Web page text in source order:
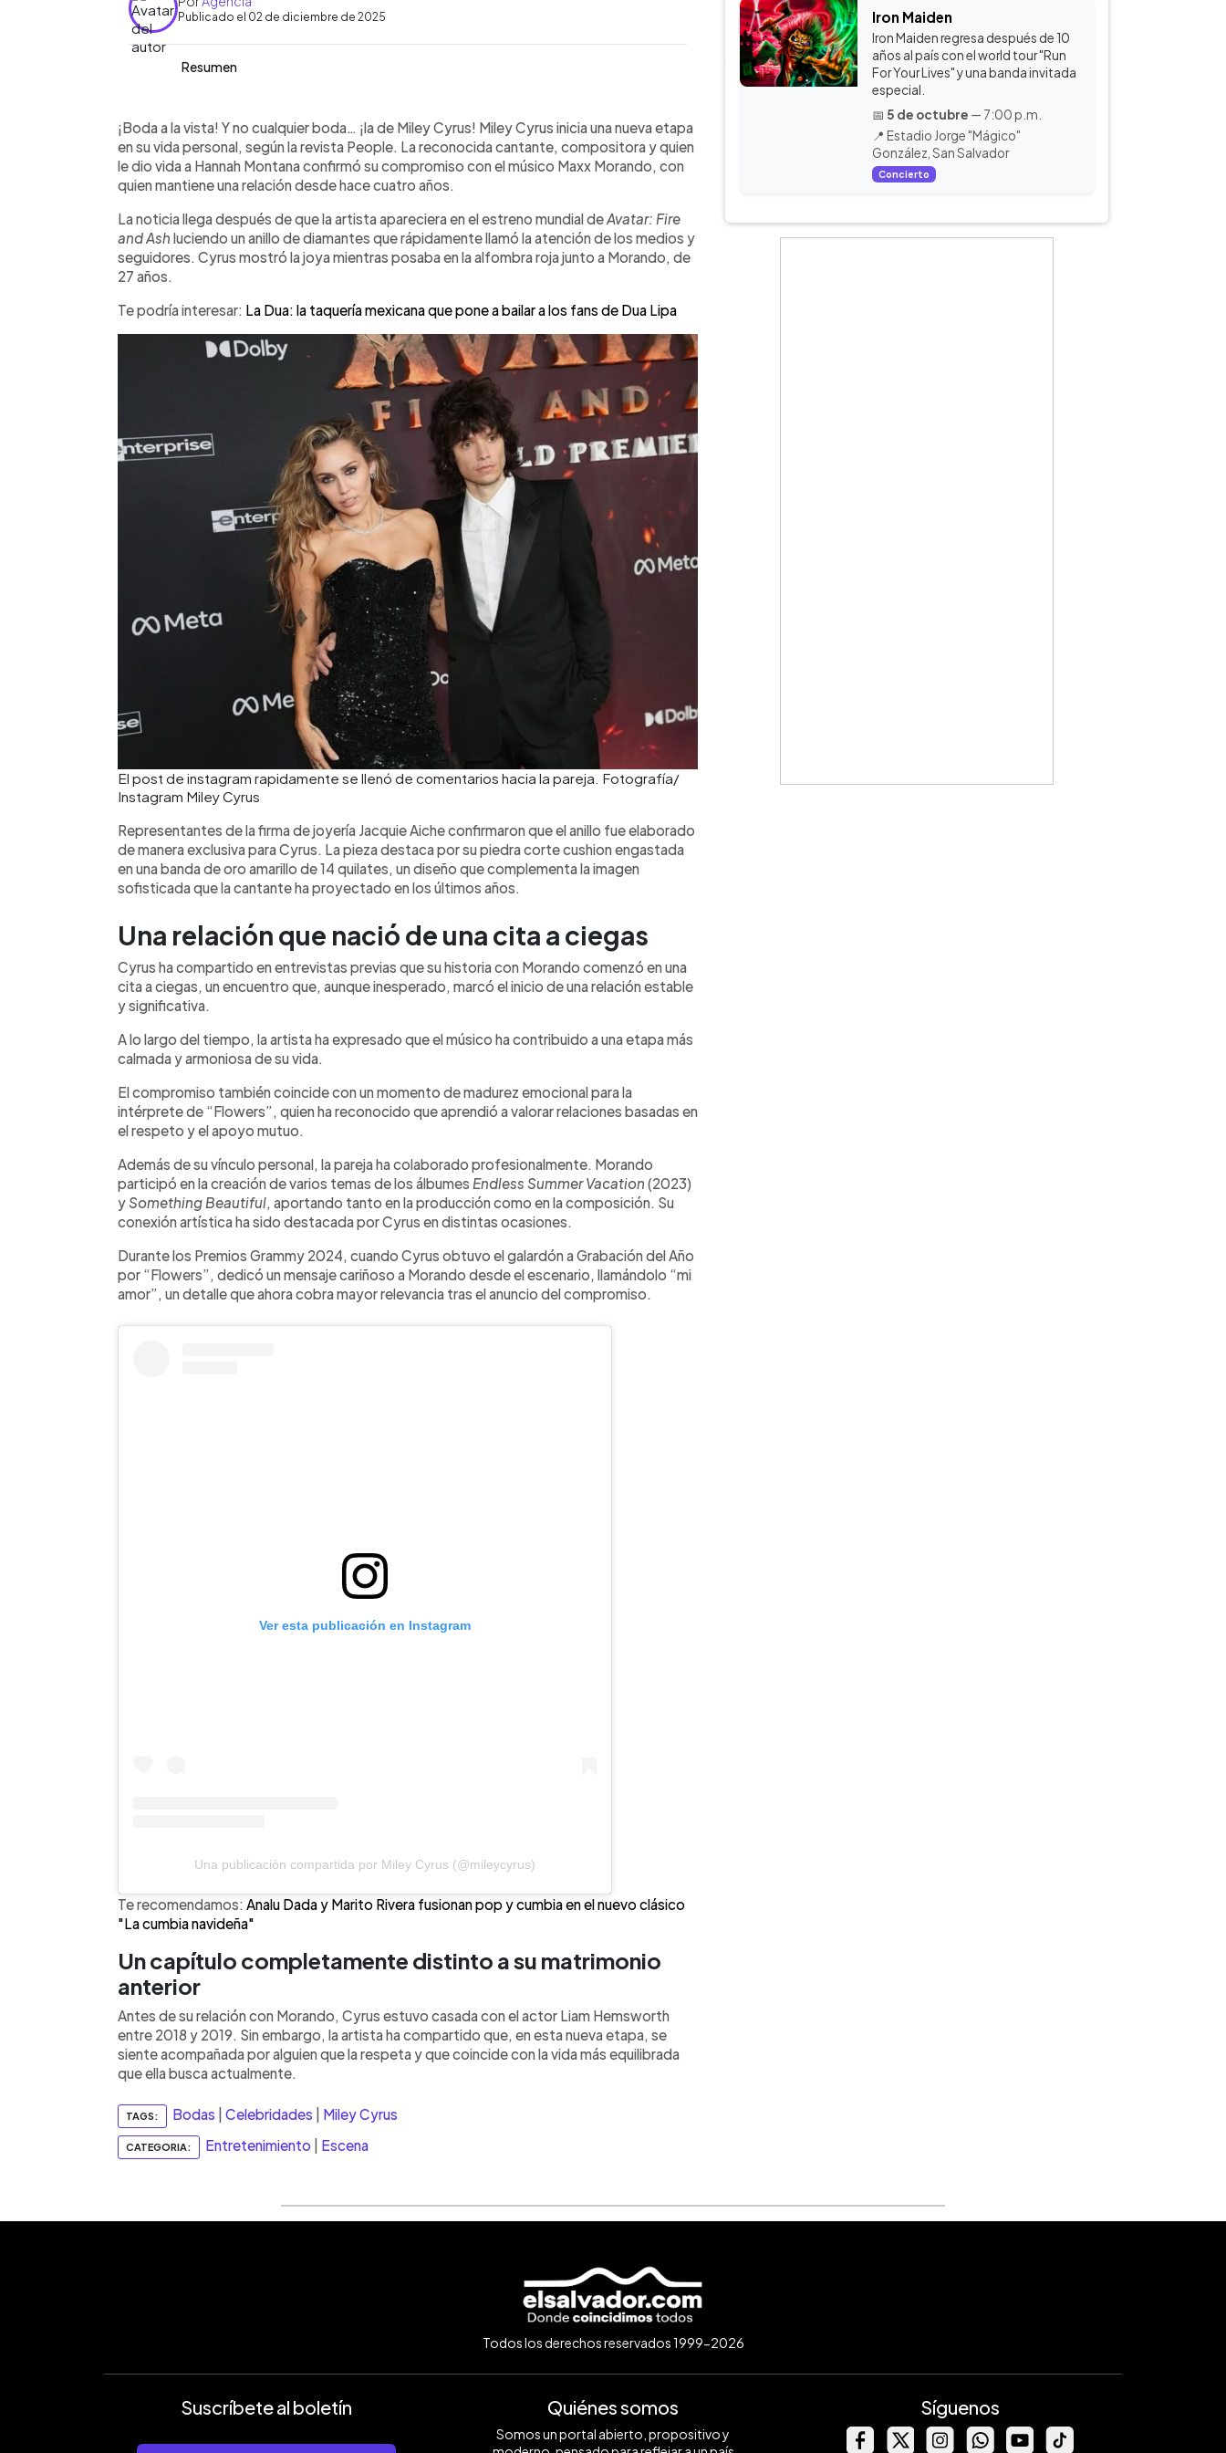
Publicado el 02 de diciembre de 2025
Resumen
Escuchar artículo
Miley Cyrus confirmó su compromiso con el músico Maxx Morando tras
cuatro años de relación. Los rumores surgieron cuando la cantante
apareció en el estreno de Avatar: Fire and Ash luciendo un anillo de
diamantes, posteriormente identificado como una pieza diseñada a
ha mantenido una relación estable y colaborado musicalmente en varios
proyectos. Cercanos a la artista aseguran que Morando ha traído calma y
equilibrio a su vida. Cyrus ya había expresado que él la respeta y la
acompaña en esta etapa más madura de su vida.
¡Boda a la vista! Y no cualquier boda… ¡la de Miley Cyrus! Miley Cyrus inicia una nueva etapa
en su vida personal, según la revista People. La reconocida cantante, compositora y quien
le dio vida a Hannah Montana confirmó su compromiso con el músico Maxx Morando, con
quien mantiene una relación desde hace cuatro años.
La noticia llega después de que la artista apareciera en el estreno mundial deAvatar: Fire
and Ash luciendo un anillo de diamantes que rápidamente llamó la atención de los medios y
seguidores. Cyrus mostró la joya mientras posaba en la alfombra roja junto a Morando, de
27 años.
Te podría interesar: La Dua: la taquería mexicana que pone a bailar a los fans de Dua Lipa
El post de instagram rapidamente se llenó de comentarios hacia la pareja. Fotografía/
Instagram Miley Cyrus
Representantes de la firma de joyería Jacquie Aiche confirmaron que el anillo fue elaborado
de manera exclusiva para Cyrus. La pieza destaca por su piedra corte cushion engastada
en una banda de oro amarillo de 14 quilates, un diseño que complementa la imagen
sofisticada que la cantante ha proyectado en los últimos años.
Una relación que nació de una cita a ciegas
Cyrus ha compartido en entrevistas previas que su historia con Morando comenzó en una
cita a ciegas, un encuentro que, aunque inesperado, marcó el inicio de una relación estable
y significativa.
A lo largo del tiempo, la artista ha expresado que el músico ha contribuido a una etapa más
calmada y armoniosa de su vida.
El compromiso también coincide con un momento de madurez emocional para la
intérprete de “Flowers”, quien ha reconocido que aprendió a valorar relaciones basadas en
el respeto y el apoyo mutuo.
Además de su vínculo personal, la pareja ha colaborado profesionalmente. Morando
participó en la creación de varios temas de los álbumes Endless Summer Vacation (2023)
ySomething Beautiful, aportando tanto en la producción como en la composición. Su
conexión artística ha sido destacada por Cyrus en distintas ocasiones.
Durante los Premios Grammy 2024, cuando Cyrus obtuvo el galardón a Grabación del Año
por “Flowers”, dedicó un mensaje cariñoso a Morando desde el escenario, llamándolo “mi
amor”, un detalle que ahora cobra mayor relevancia tras el anuncio del compromiso.
Ver esta publicación en Instagram
Una publicación compartida por Miley Cyrus (@mileycyrus)
Te recomendamos: Analu Dada y Marito Rivera fusionan pop y cumbia en el nuevo clásico
"La cumbia navideña"
Un capítulo completamente distinto a su matrimonio
anterior
Antes de su relación con Morando, Cyrus estuvo casada con el actor Liam Hemsworth
entre 2018 y 2019. Sin embargo, la artista ha compartido que, en esta nueva etapa, se
siente acompañada por alguien que la respeta y que coincide con la vida más equilibrada
que ella busca actualmente.
TAGS: Bodas Celebridades Miley Cyrus
CATEGORIA: Entretenimiento Escena
Iron Maiden
Iron Maiden regresa después de 10
años al país con el world tour "Run
For Your Lives" y una banda invitada
especial.
📅 5 de octubre — 7:00 p.m.
📍 Estadio Jorge "Mágico"
González, San Salvador
Concierto
Todos los derechos reservados 1999-2026
Suscríbete al boletín Quiénes somos
Somos un portal abierto, propositivo y
Síguenos